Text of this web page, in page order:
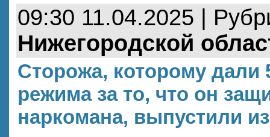
09:30 11.04.2025 |
Нижегородской
Сторожа, которому дали
режима за то, что он
наркомана, выпустили